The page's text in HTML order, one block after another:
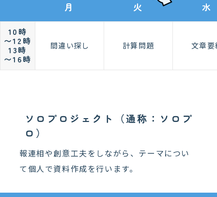
月 火 水
10時
〜12時
13時
〜16時
間違い探し 計算問題 文章要
ソロプロジェクト（通称：ソロプ
ロ）
報連相や創意工夫をしながら、テーマについ
て個人で資料作成を行います。